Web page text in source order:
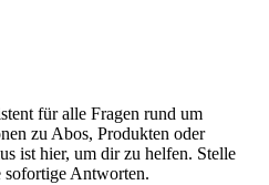
für alle Fragen rund um
zu Abos, Produkten oder
ist hier, um dir zu helfen. Stelle
sofortige Antworten.